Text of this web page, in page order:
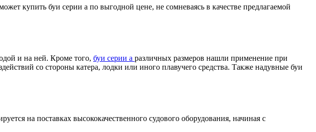
купить буи серии а по выгодной цене, не сомневаясь в качестве предлагаемой
и на ней. Кроме того, буи серии а различных размеров нашли применение при
со стороны катера, лодки или иного плавучего средства. Также надувные буи
на поставках высококачественного судового оборудования, начиная с